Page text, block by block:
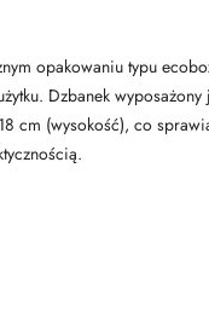
opakowaniu typu
Dzbanek
cm (wysokość), co